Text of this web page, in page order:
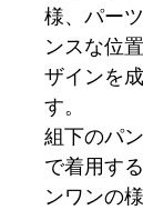
様、パー
ンスな位
ザインを
す。
組下のパ
で着用す
ンワンの